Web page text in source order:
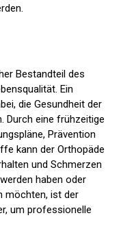
Bestandteil des
Ein
die Gesundheit der
Durch eine frühzeitige
Prävention
kann der Orthopäde
und Schmerzen
haben oder
möchten, ist der
um professionelle